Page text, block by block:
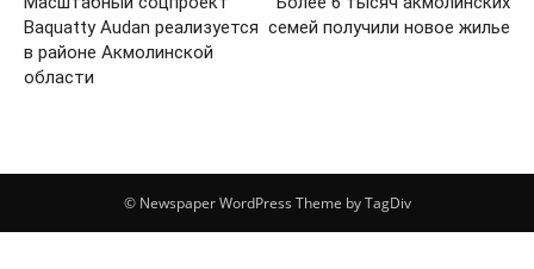
Baquatty Audan реализуется
в районе Акмолинской
области
семей получили новое жилье
© Newspaper WordPress Theme by TagDiv